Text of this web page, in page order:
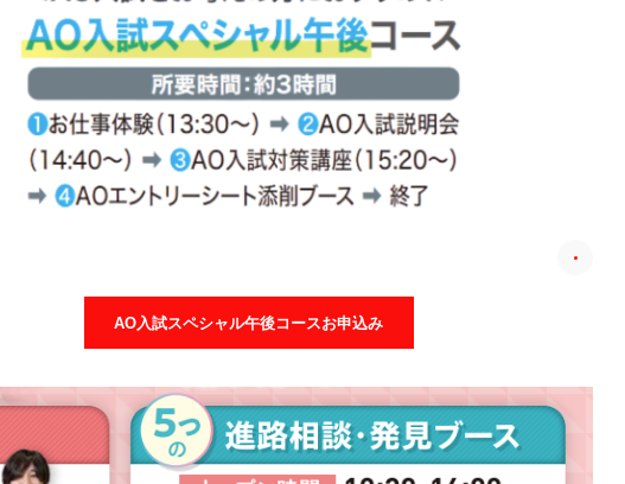
AO入試スペシャル午後コースお申込み